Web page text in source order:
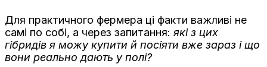
Для практичного фермера ці факти важливі не
самі по собі, а через запитання: які з цих
гібридів я можу купити й посіяти вже зараз і що
вони реально дають у полі?